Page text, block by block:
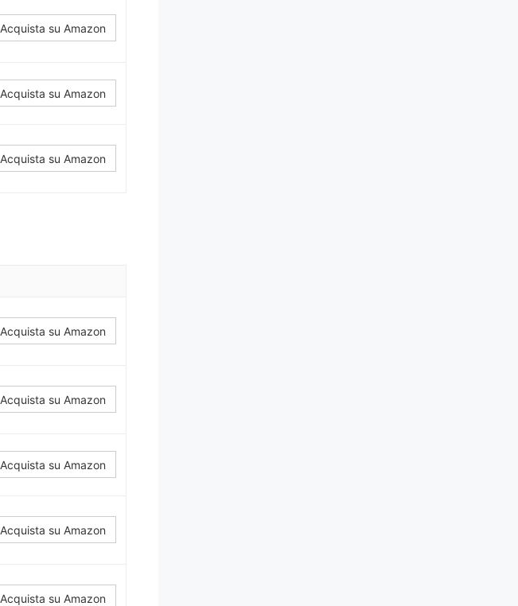
Acquista su Amazon
Acquista su Amazon
Acquista su Amazon
Acquista su Amazon
Acquista su Amazon
Acquista su Amazon
Acquista su Amazon
Acquista su Amazon